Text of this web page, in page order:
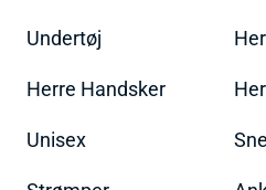
Undertøj
Herre Handsker
Unisex